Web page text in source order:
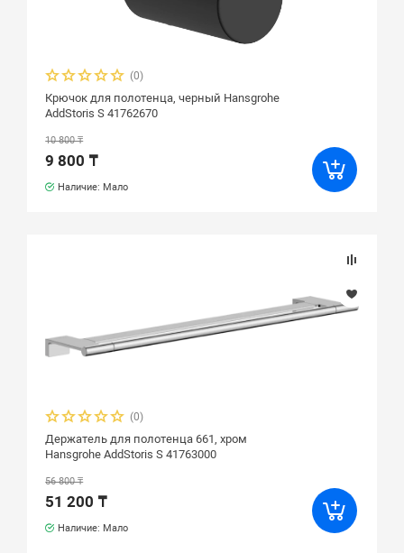
(0)
Крючок для полотенца, черный Hansgrohe
AddStoris S 41762670
10 800 ₸
9 800 ₸
Наличие: Мало
(0)
Держатель для полотенца 661, хром
Hansgrohe AddStoris S 41763000
56 800 ₸
51 200 ₸
Наличие: Мало